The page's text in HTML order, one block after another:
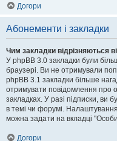
Догори
Абонементи і закладки
Чим закладки відрізняються
У phpBB 3.0 закладки були
браузері. Ви не отримували
phpBB 3.1 закладки більше
отримувати повідомлення про
закладках. У разі підписки, ви
в темі чи форумі.
можна задати на вкладці
Догори